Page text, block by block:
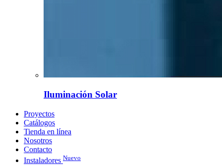
Iluminación Solar
Proyectos
Catálogos
Tienda en línea
Nosotros
Contacto
Instaladores Nuevo